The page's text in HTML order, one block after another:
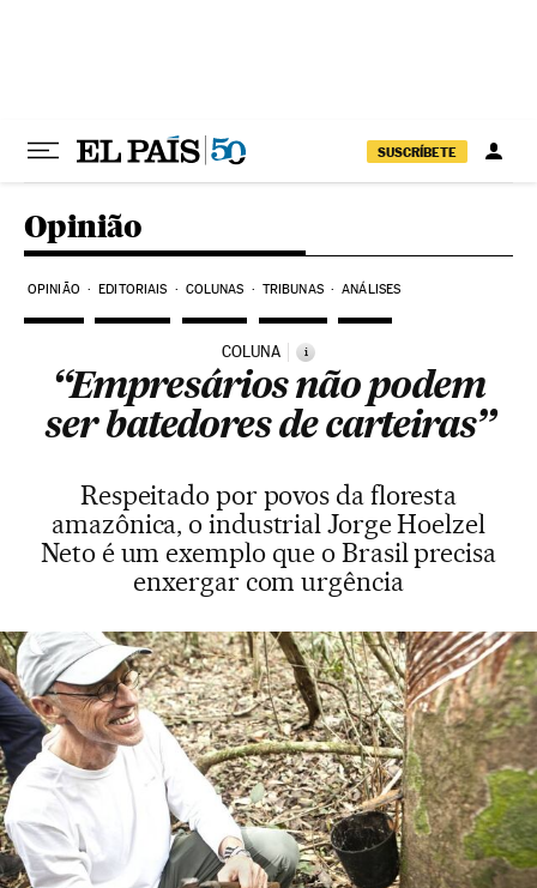
SUSCRÍBETE
Opinião
OPINIÃO EDITORIAIS COLUNAS TRIBUNAS ANÁLISES
COLUNA i
“Empresários não podem
ser batedores de carteiras”
Respeitado por povos da floresta
amazônica, o industrial Jorge Hoelzel
Neto é um exemplo que o Brasil precisa
enxergar com urgência